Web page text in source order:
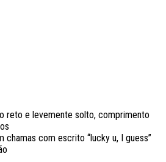
reto e levemente solto, comprimento
chamas com escrito “lucky u, I guess”